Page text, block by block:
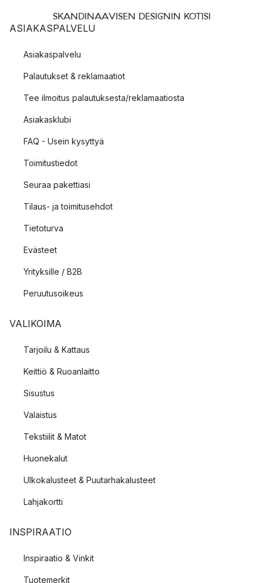
SKANDINAAVISEN DESIGNIN KOTISI
ASIAKASPALVELU
Asiakaspalvelu
Palautukset & reklamaatiot
Tee ilmoitus palautuksesta/reklamaatiosta
Asiakasklubi
FAQ - Usein kysyttyä
Toimitustiedot
Seuraa pakettiasi
Tilaus- ja toimitusehdot
Tietoturva
Evästeet
Yrityksille / B2B
Peruutusoikeus
VALIKOIMA
Tarjoilu & Kattaus
Keittiö & Ruoanlaitto
Sisustus
Valaistus
Tekstiilit & Matot
Huonekalut
Ulkokalusteet & Puutarhakalusteet
Lahjakortti
INSPIRAATIO
Inspiraatio & Vinkit
Tuotemerkit